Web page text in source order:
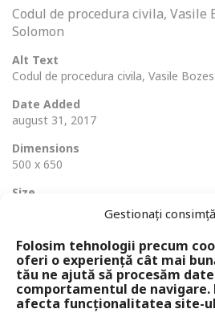
Gestionați
Folosim tehnologii precum
oferi o experiență cât mai
tău ne ajută să procesăm
comportamentul de navigare.
afecta funcționalitatea site-
Codul de procedura civila, Vasile
Solomon
Alt Text
Codul de procedura civila, Vasile
Date Added
august 31, 2017
Dimensions
500 x 650
Size